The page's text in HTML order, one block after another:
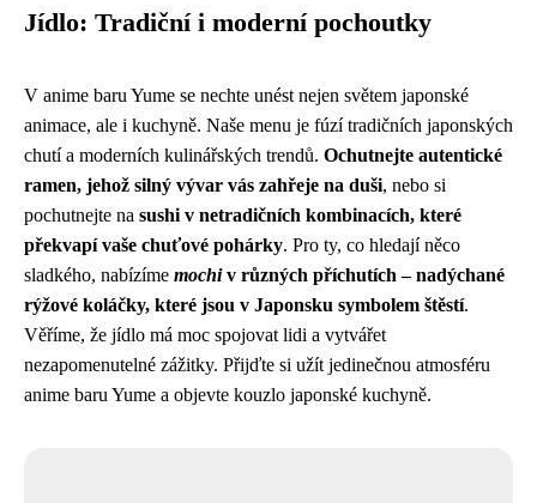
Jídlo: Tradiční i moderní pochoutky
V anime baru Yume se nechte unést nejen světem japonské
animace, ale i kuchyně. Naše menu je fúzí tradičních japonských
chutí a moderních kulinářských trendů. Ochutnejte autentické
ramen, jehož silný vývar vás zahřeje na duši, nebo si
pochutnejte na sushi v netradičních kombinacích, které
překvapí vaše chuťové pohárky. Pro ty, co hledají něco
sladkého, nabízíme mochiv různých příchutích – nadýchané
rýžové koláčky, které jsou v Japonsku symbolem štěstí.
Věříme, že jídlo má moc spojovat lidi a vytvářet
nezapomenutelné zážitky. Přijďte si užít jedinečnou atmosféru
anime baru Yume a objevte kouzlo japonské kuchyně.